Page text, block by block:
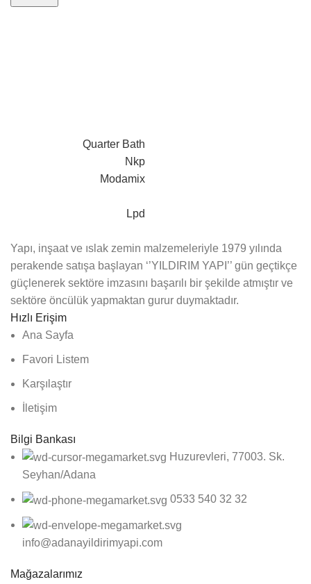
Quarter Bath
Nkp
Modamix
Lpd
Yapı, inşaat ve ıslak zemin malzemeleriyle 1979 yılında
perakende satışa başlayan ‘’YILDIRIM YAPI’’ gün geçtikçe
güçlenerek sektöre imzasını başarılı bir şekilde atmıştır ve
sektöre öncülük yapmaktan gurur duymaktadır.
Hızlı Erişim
Ana Sayfa
Favori Listem
Karşılaştır
İletişim
Bilgi Bankası
Huzurevleri, 77003. Sk.
Seyhan/Adana
0533 540 32 32
info@adanayildirimyapi.com
Mağazalarımız